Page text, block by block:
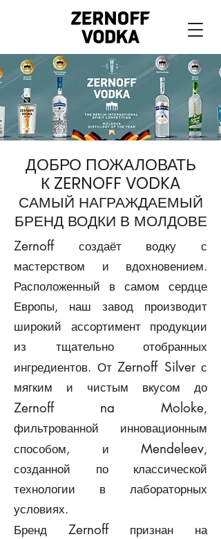
ДОБРО ПОЖАЛОВАТЬ
К ZERNOFF VODKA
САМЫЙ НАГРАЖДАЕМЫЙ
БРЕНД ВОДКИ В МОЛДОВЕ
Zernoffсоздаёт водку с
мастерством и вдохновением.
Расположенный в самом сердце
Европы, наш завод производит
широкий ассортимент продукции
из тщательно отобранных
ингредиентов. От Zernoff Silverс
мягким и чистым вкусом до
Zernoff na Moloke,
фильтрованной инновационным
способом, и Mendeleev,
созданной по классической
технологии в лабораторных
условиях.
Бренд Zernoff признан на